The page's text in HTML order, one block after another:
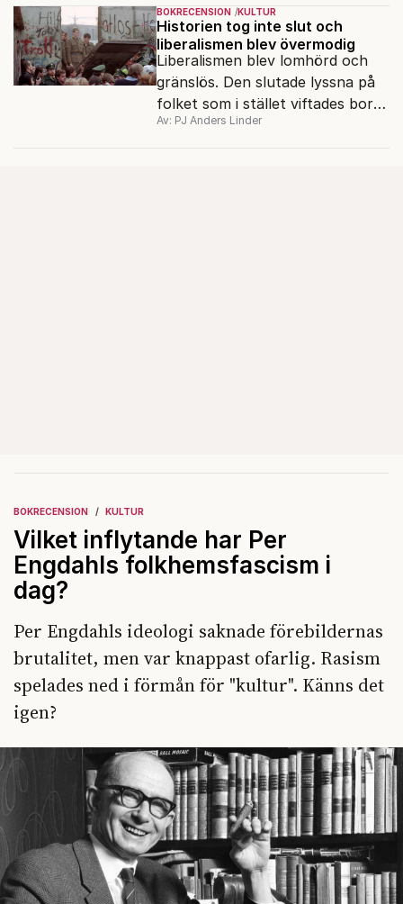
Det ska föra Le Pen till seger.
BOKRECENSION KULTUR
Historien tog inte slut och
liberalismen blev övermodig
Liberalismen blev lomhörd och
gränslös. Den slutade lyssna på
folket som i stället viftades bort
och misstänkliggjordes. Men kan
Av: PJ Anders Linder
BOKRECENSION KULTUR
Vilket inflytande har Per
Engdahls folkhemsfascism i
dag?
Per Engdahls ideologi saknade förebildernas
brutalitet, men var knappast ofarlig. Rasism
spelades ned i förmån för "kultur". Känns det
igen?